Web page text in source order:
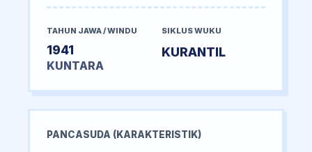
TAHUN JAWA / WINDU
1941
KUNTARA
SIKLUS WUKU
KURANTIL
PANCASUDA (KARAKTERISTIK)